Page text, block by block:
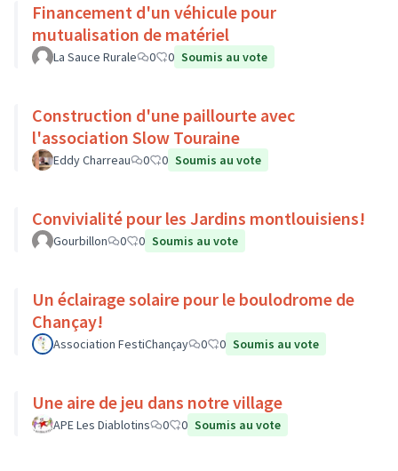
Financement d'un véhicule pour
mutualisation de matériel
La Sauce Rurale 0 0 Soumis au vote
Construction d'une paillourte avec
l'association Slow Touraine
Eddy Charreau 0 0 Soumis au vote
Convivialité pour les Jardins montlouisiens!
Gourbillon 0 0 Soumis au vote
Un éclairage solaire pour le boulodrome de
Chançay!
Association FestiChançay 0 0 Soumis au vote
Une aire de jeu dans notre village
APE Les Diablotins 0 0 Soumis au vote